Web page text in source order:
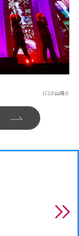
(C)上山陽介